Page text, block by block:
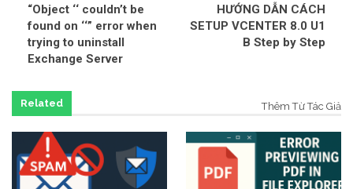
“Object ‘‘ couldn’t be
found on ‘‘” error when
trying to uninstall
Exchange Server
HƯỚNG DẪN CÁCH
SETUP VCENTER 8.0 U1
B Step by Step
Related Thêm Từ Tác Giả